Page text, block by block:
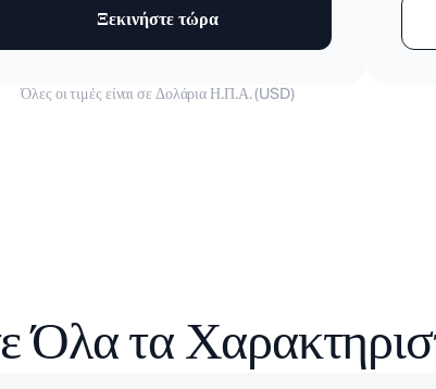
Ξεκινήστε τώρα
Όλες οι τιμές είναι σε Δολάρια Η.Π.Α. (USD)
Όλα τα